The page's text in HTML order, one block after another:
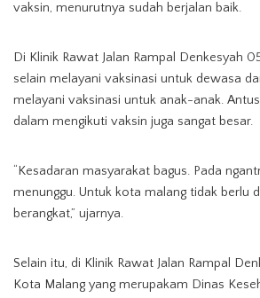
vaksin, menurutnya sudah berjalan baik.
Di Klinik Rawat Jalan Rampal Denkesyah
selain melayani vaksinasi untuk dewasa
melayani vaksinasi untuk anak-anak.
dalam mengikuti vaksin juga sangat besar.
“Kesadaran masyarakat bagus. Pada
menunggu. Untuk kota malang tidak berlu
berangkat,” ujarnya.
Selain itu, di Klinik Rawat Jalan Rampal
Kota Malang yang merupakam Dinas